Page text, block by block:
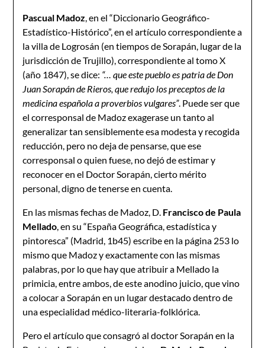
Pascual Madoz, en el “Diccionario Geográfico-
Estadístico-Histórico”, en el artículo correspondiente a
la villa de Logrosán (en tiempos de Sorapán, lugar de la
jurisdicción de Trujillo), correspondiente al tomo X
(año 1847), se dice: “… que este pueblo es patria de Don
Juan Sorapán de Rieros, que redujo los preceptos de la
medicina española a proverbios vulgares”. Puede ser que
el corresponsal de Madoz exagerase un tanto al
generalizar tan sensiblemente esa modesta y recogida
reducción, pero no deja de pensarse, que ese
corresponsal o quien fuese, no dejó de estimar y
reconocer en el Doctor Sorapán, cierto mérito
personal, digno de tenerse en cuenta.
En las mismas fechas de Madoz, D. Francisco de Paula
Mellado, en su “España Geográfica, estadística y
pintoresca” (Madrid, 1b45) escribe en la página 253 lo
mismo que Madoz y exactamente con las mismas
palabras, por lo que hay que atribuir a Mellado la
primicia, entre ambos, de este anodino juicio, que vino
a colocar a Sorapán en un lugar destacado dentro de
una especialidad médico-literaria-folklórica.
Pero el artículo que consagró al doctor Sorapán en la